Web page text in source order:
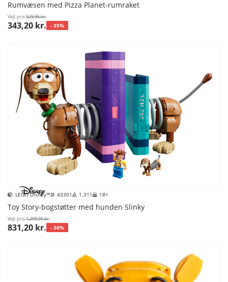
Rumvæsen med Pizza Planet-rumraket
Vejl. pris529,95 kr.
343,20 kr. - 35%
LEGO Disney™ 43301 1.311 18+
Toy Story-bogstøtter med hunden Slinky
Vejl. pris1.299,95 kr.
831,20 kr. - 36%